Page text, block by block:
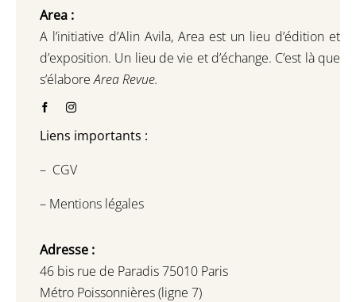
Area :
A l’initiative d’Alin Avila, Area est un lieu d’édition et
d’exposition. Un lieu de vie et d’échange. C’est là que
s’élaboreArea Revue.
Liens importants :
– CGV
– Mentions légales
Adresse :
46 bis rue de Paradis 75010 Paris
Métro Poissonnières (ligne 7)